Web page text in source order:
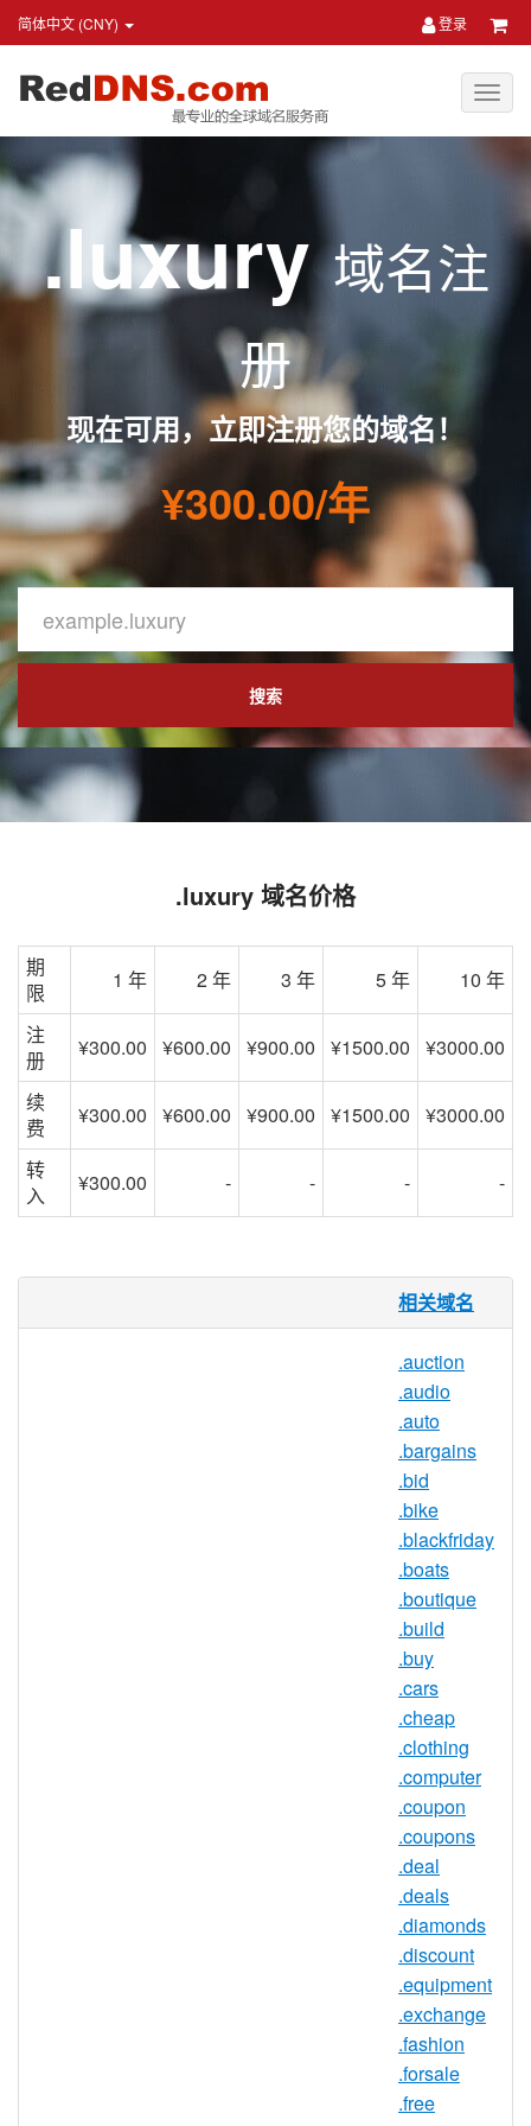
简体中文 (CNY) 登录
.luxury域名注
册
现在可用，立即注册您的域名！
¥300.00/年
搜索
.luxury 域名价格
期
限
1 年 2 年 3 年 5 年
10 年
注
册
¥300.00 ¥600.00 ¥900.00 ¥1500.00
¥3000.00
续
费
¥300.00 ¥600.00 ¥900.00 ¥1500.00
¥3000.00
转
入
¥300.00 - - - -
相关域名
.auction
.audio
.auto
.bargains
.bid
.bike
.blackfriday
.boats
.boutique
.build
.buy
.cars
.cheap
.clothing
.computer
.coupon
.coupons
.deal
.deals
.diamonds
.discount
.equipment
.exchange
.fashion
.forsale
.free